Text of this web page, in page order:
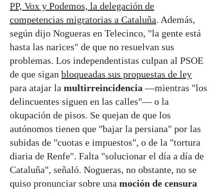
PP, Vox y Podemos, la delegación de
competencias migratorias a Cataluña. Además,
según dijo Nogueras en Telecinco, "la gente está
hasta las narices" de que no resuelvan sus
problemas. Los independentistas culpan al PSOE
de que sigan bloqueadas sus propuestas de ley
para atajar la multirreincidencia—mientras "los
delincuentes siguen en las calles"— o la
okupación de pisos. Se quejan de que los
autónomos tienen que "bajar la persiana" por las
subidas de "cuotas e impuestos", o de la "tortura
diaria de Renfe". Falta "solucionar el día a día de
Cataluña", señaló. Nogueras, no obstante, no se
quiso pronunciar sobre una moción de censura